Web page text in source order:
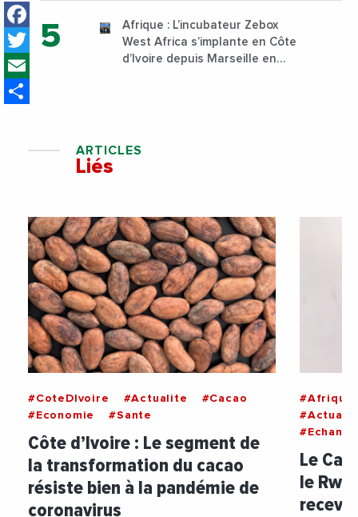
Facebook
Twitter
Afrique : L’incubateur Zebox
West Africa s’implante en Côte
d’Ivoire depuis Marseille en
ARTICLES
Liés
#CoteDIvoire #Actualite
#Cacao
#Economie
#Sante
Côte d’Ivoire : Le segment de
la transformation du cacao
résiste bien à la pandémie de
coronavirus
Le
le